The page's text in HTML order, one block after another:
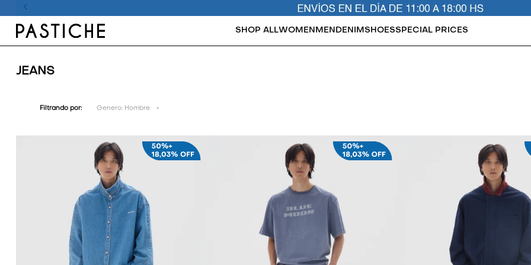
SHOP ALLWOMENMEN DENIMSHOESSPECIAL PRICES
JEANS
Filtrando por: Genero: Hombre